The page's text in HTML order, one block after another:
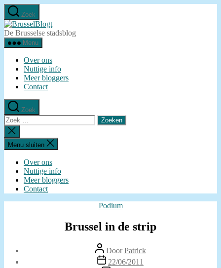
Ga
naar
de
inhoud
Zoek
BrusselBlogt
De Brusselse stadsblog
Menu
Over ons
Nuttige info
Meer bloggers
Contact
Zoek
Zoeken
naar:
Zoeken
sluiten
Menu sluiten
Over ons
Nuttige info
Meer bloggers
Contact
Categorieën
Podium
Brussel in de strip
Berichtauteur
DoorPatrick
Berichtdatum
22/06/2011